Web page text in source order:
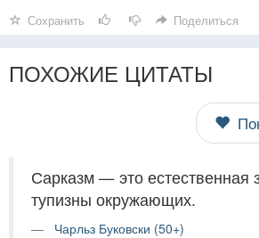
Сохранить Поделиться
ПОХОЖИЕ ЦИТАТЫ
Сарказм — это естественная
тупизны окружающих.
Чарльз Буковски (50+)